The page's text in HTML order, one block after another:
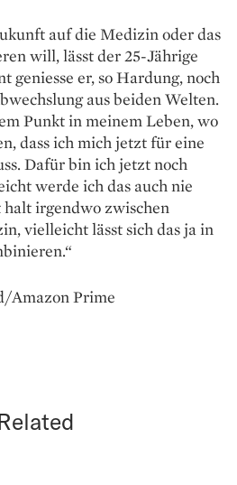
auf die Medizin oder das
will, lässt der 25-Jährige
geniesse er, so Hardung, noch
aus beiden Welten.
Punkt in meinem Leben, wo
dass ich mich jetzt für eine
Dafür bin ich jetzt noch
werde ich das auch nie
irgendwo zwischen
vielleicht lässt sich das ja in
Amazon Prime